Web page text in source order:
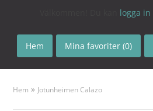
logga in
Hem Mina favoriter (0)
Hem » Jotunheimen Calazo